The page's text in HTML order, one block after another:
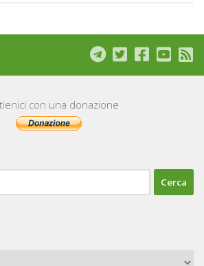
con una donazione